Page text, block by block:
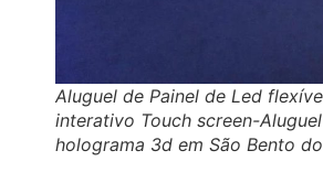
Aluguel de Painel de Led
interativo Touch screen-
holograma 3d em São Bento